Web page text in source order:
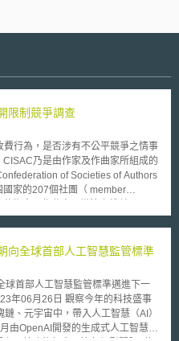
限制競爭調查
行為，是否涉有不公平競爭之情事
乃是由作家及作曲家所組成的
of Societies of Authors
家的207個社團（ member
，執委會表示CISCA拒絕跨國授
為會員收取權利金的約款，將迫使
其國內之權利金收費社團，此種限
本即擁有事實上之獨佔地位，此
故有限制競爭之疑慮。 2月
Commissioner）Charlie
歐盟競爭總署近來的大動作，將可
，扼殺廣大文化創作者的創意，毀
向全球首部人工智慧監管標準
球首部人工智慧監管標準邁進下一
、元宇宙中，帶入人工智慧（AI）
由OpenAI開發的生成式人工智慧，